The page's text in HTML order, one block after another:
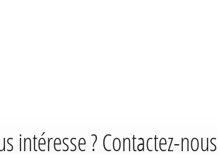
intéresse ? Contactez-